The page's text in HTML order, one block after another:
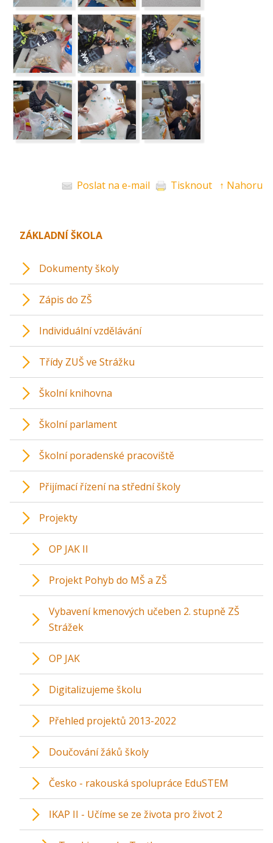
Poslat na e-mail Tisknout ↑ Nahoru
ZÁKLADNÍ ŠKOLA
Dokumenty školy
Zápis do ZŠ
Individuální vzdělávání
Třídy ZUŠ ve Strážku
Školní knihovna
Školní parlament
Školní poradenské pracoviště
Přijímací řízení na střední školy
Projekty
OP JAK II
Projekt Pohyb do MŠ a ZŠ
Vybavení kmenových učeben 2. stupně ZŠ
Strážek
OP JAK
Digitalizujeme školu
Přehled projektů 2013-2022
Doučování žáků školy
Česko - rakouská spolupráce EduSTEM
IKAP II - Učíme se ze života pro život 2